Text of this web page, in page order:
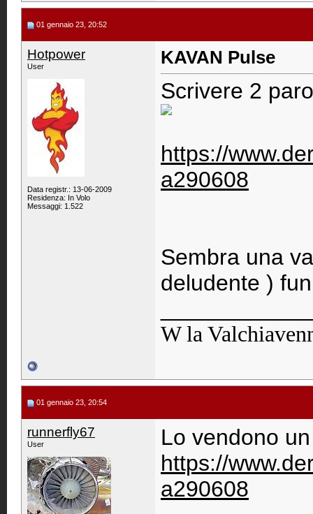
01 gennaio 23, 20:52
Hotpower
User
Data registr.: 13-06-2009
Residenza: In Volo
Messaggi: 1.522
KAVAN Pulse
Scrivere 2
https://
a290608
Sembra una
deludente )
W la
01 gennaio 23, 20:54
runnerfly67
User
Lo vendono
https://
a290608